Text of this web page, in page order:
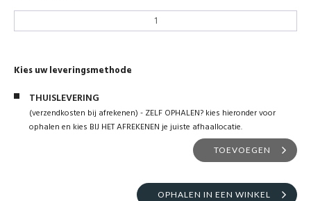
Kies uw leveringsmethode
THUISLEVERING
(verzendkosten bij afrekenen) - ZELF OPHALEN? kies hieronder voor
ophalen en kies BIJ HET AFREKENEN je juiste afhaallocatie.
TOEVOEGEN
OPHALEN IN EEN WINKEL